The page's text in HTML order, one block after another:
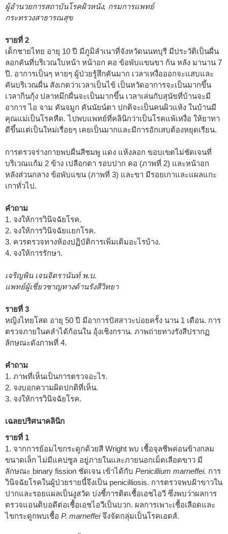
ผู้อำนวยการสถาบันโรคผิวหนัง, กรมการแพทย์
กระทรวงสาธารณสุข
รายที่ 2
เด็กชายไทย อายุ 10 ปี มีภูมิลำเนาที่จังหวัดนนทบุรี มีประวัติเป็นผื่น
ลอกคันที่บริเวณใบหน้า หน้าอก คอ ข้อพับแขนขา ก้น หลัง มานาน 7
ปี. อาการเป็นๆ หายๆ ผู้ป่วยรู้สึกคันมาก เวลาเหงื่อออกจะแสบและ
คันบริเวณผื่น สังเกตว่าเวลาเป็นไข้ เป็นหวัดอาการจะเป็นมากขึ้น
เวลากินกุ้ง ปลาหมึกผื่นจะเป็นมากขึ้น เวลาเล่นกับสุนัขที่บ้านจะมี
อาการ ไอ จาม คันจมูก คันนัยน์ตา ปกติจะเป็นคนผิวแห้ง ในบ้านมี
คุณแม่เป็นโรคหืด. ไปพบแพทย์ที่คลินิกว่าเป็นโรคแพ้เหงื่อ ให้ยาทา
ดีขึ้นแต่เป็นใหม่เรื่อยๆ เคยเป็นมากและมีการอักเสบต้องหยุดเรียน.
การตรวจร่างกายพบผื่นสีชมพู แดง แห้งลอก ขอบเขตไม่ชัดเจนที่
บริเวณแก้ม 2 ข้าง เปลือกตา รอบปาก คอ (ภาพที่ 2) และหน้าอก
หลังส่วนกลาง ข้อพับแขน (ภาพที่ 3) และขา มีรอยเกาและแผลแกะ
เกาทั่วไป.
คำถาม
1. จงให้การวินิจฉัยโรค.
2. จงให้การวินิจฉัยแยกโรค.
3. ควรตรวจทางห้องปฏิบัติการเพิ่มเติมอะไรบ้าง.
4. จงให้การรักษา.
เจริญพิน เจนจิตรานันท์ พ.บ.
แพทย์ผู้เชี่ยวชาญทางด้านรังสีวิทยา
รายที่ 3
หญิงไทยโสด อายุ 50 ปี มีอาการปัสสาวะบ่อยครั้ง นาน 1 เดือน. การ
ตรวจภายในคลำได้ก้อนใน อุ้งเชิงกราน. ภาพถ่ายทางรังสีปรากฏ
ลักษณะดังภาพที่ 4.
คำถาม
1. ภาพที่เห็นเป็นการตรวจอะไร.
2. จงบอกความผิดปกติที่เห็น.
3. จงให้การวินิจฉัยโรค.
เฉลยปริศนาคลินิก
รายที่ 1
1. จากการย้อมไขกระดูกด้วยสี Wright พบ เชื้อจุลชีพค่อนข้างกลม
ขนาดเล็ก ไม่มีแคปซูล อยู่ภายในและภายนอกเม็ดเลือดขาว มี
ลักษณะ binary fission ชัดเจน เข้าได้กับ Penicillium marneffei. การ
วินิจฉัยโรคในผู้ป่วยรายนี้จึงเป็น penicilliosis. การตรวจพบฝ้าขาวใน
ปากและรอยแผลเป็นงูสวัด บ่งชี้การติดเชื้อเอชไอวี ซึ่งพบว่าผลการ
ตรวจแอนติบอดีต่อเชื้อเอชไอวีเป็นบวก. ผลการเพาะเชื้อเลือดและ
ไขกระดูกพบเชื้อ P. marneffei จึงจัดกลุ่มเป็นโรคเอดส์.